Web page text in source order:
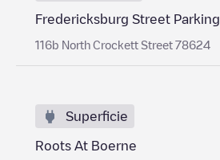
Fredericksburg Street Parking
116b North Crockett Street 78624
Superficie
Roots At Boerne